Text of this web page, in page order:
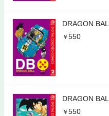
DRAGON
550
DRAGON
550